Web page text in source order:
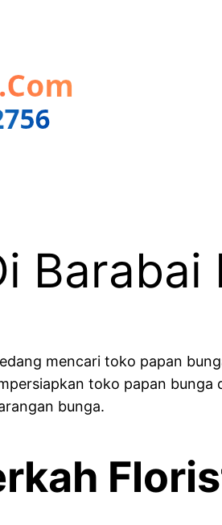
mencari toko papan
toko papan
bunga.